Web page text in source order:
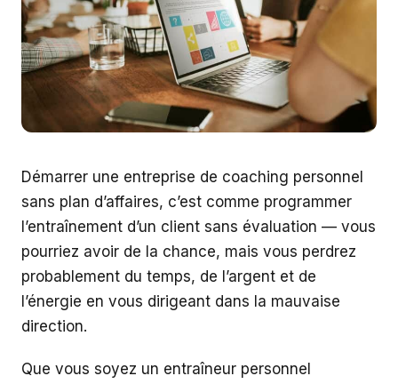
Démarrer une entreprise de coaching personnel
sans plan d’affaires, c’est comme programmer
l’entraînement d’un client sans évaluation — vous
pourriez avoir de la chance, mais vous perdrez
probablement du temps, de l’argent et de
l’énergie en vous dirigeant dans la mauvaise
direction.
Que vous soyez un entraîneur personnel